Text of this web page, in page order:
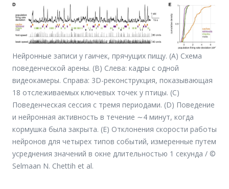
Нейронные записи у гаичек, прячущих пищу. (A) Схема
поведенческой арены. (B) Слева: кадры с одной
видеокамеры. Справа: 3D-реконструкция, показывающая
18 отслеживаемых ключевых точек у птицы. (C)
Поведенческая сессия с тремя периодами. (D) Поведение
и нейронная активность в течение ∼4 минут, когда
кормушка была закрыта. (E) Отклонения скорости работы
нейронов для четырех типов событий, измеренные путем
усреднения значений в окне длительностью 1 секунда / ©
Selmaan N. Chettih et al.